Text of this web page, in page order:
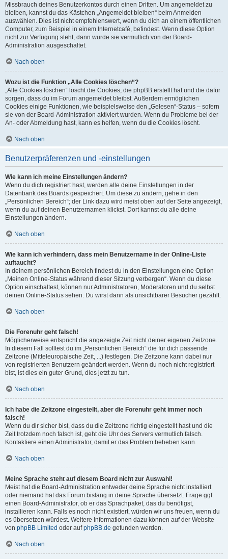
Missbrauch deines Benutzerkontos durch einen Dritten. Um angemeldet zu
bleiben, kannst du das Kästchen „Angemeldet bleiben“ beim Anmelden
auswählen. Dies ist nicht empfehlenswert, wenn du dich an einem öffentlichen
Computer, zum Beispiel in einem Internetcafé, befindest. Wenn diese Option
nicht zur Verfügung steht, dann wurde sie vermutlich von der Board-
Administration ausgeschaltet.
Nach oben
Wozu ist die Funktion „Alle Cookies löschen“?
„Alle Cookies löschen“ löscht die Cookies, die phpBB erstellt hat und die dafür
sorgen, dass du im Forum angemeldet bleibst. Außerdem ermöglichen
Cookies einige Funktionen, wie beispielsweise den „Gelesen“-Status – sofern
sie von der Board-Administration aktiviert wurden. Wenn du Probleme bei der
An- oder Abmeldung hast, kann es helfen, wenn du die Cookies löscht.
Nach oben
Benutzerpräferenzen und -einstellungen
Wie kann ich meine Einstellungen ändern?
Wenn du dich registriert hast, werden alle deine Einstellungen in der
Datenbank des Boards gespeichert. Um diese zu ändern, gehe in den
„Persönlichen Bereich“; der Link dazu wird meist oben auf der Seite angezeigt,
wenn du auf deinen Benutzernamen klickst. Dort kannst du alle deine
Einstellungen ändern.
Nach oben
Wie kann ich verhindern, dass mein Benutzername in der Online-Liste
auftaucht?
In deinem persönlichen Bereich findest du in den Einstellungen eine Option
„Meinen Online-Status während dieser Sitzung verbergen“. Wenn du diese
Option einschaltest, können nur Administratoren, Moderatoren und du selbst
deinen Online-Status sehen. Du wirst dann als unsichtbarer Besucher gezählt.
Nach oben
Die Forenuhr geht falsch!
Möglicherweise entspricht die angezeigte Zeit nicht deiner eigenen Zeitzone.
In diesem Fall solltest du im „Persönlichen Bereich“ die für dich passende
Zeitzone (Mitteleuropäische Zeit, ...) festlegen. Die Zeitzone kann dabei nur
von registrierten Benutzern geändert werden. Wenn du noch nicht registriert
bist, ist dies ein guter Grund, dies jetzt zu tun.
Nach oben
Ich habe die Zeitzone eingestellt, aber die Forenuhr geht immer noch
falsch!
Wenn du dir sicher bist, dass du die Zeitzone richtig eingestellt hast und die
Zeit trotzdem noch falsch ist, geht die Uhr des Servers vermutlich falsch.
Kontaktiere einen Administrator, damit er das Problem beheben kann.
Nach oben
Meine Sprache steht auf diesem Board nicht zur Auswahl!
Meist hat die Board-Administration entweder deine Sprache nicht installiert
oder niemand hat das Forum bislang in deine Sprache übersetzt. Frage ggf.
einen Board-Administrator, ob er das Sprachpaket, das du benötigst,
installieren kann. Falls es noch nicht existiert, würden wir uns freuen, wenn du
es übersetzen würdest. Weitere Informationen dazu können auf der Website
von phpBB Limited oder aufphpBB.de gefunden werden.
Nach oben